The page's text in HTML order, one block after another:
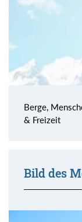
Berge,
& Freizeit
Bild des